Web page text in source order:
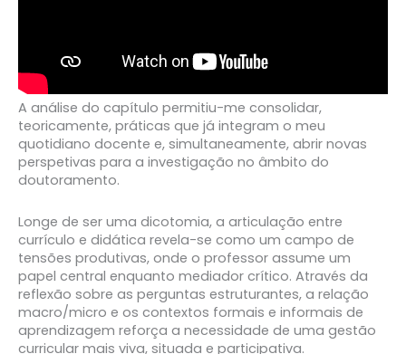
A análise do capítulo permitiu-me consolidar,
teoricamente, práticas que já integram o meu
quotidiano docente e, simultaneamente, abrir novas
perspetivas para a investigação no âmbito do
doutoramento.
Longe de ser uma dicotomia, a articulação entre
currículo e didática revela-se como um campo de
tensões produtivas, onde o professor assume um
papel central enquanto mediador crítico. Através da
reflexão sobre as perguntas estruturantes, a relação
macro/micro e os contextos formais e informais de
aprendizagem reforça a necessidade de uma gestão
curricular mais viva, situada e participativa.